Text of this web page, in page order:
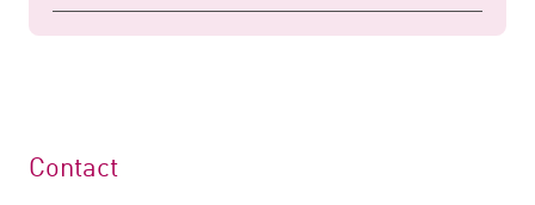
Contact